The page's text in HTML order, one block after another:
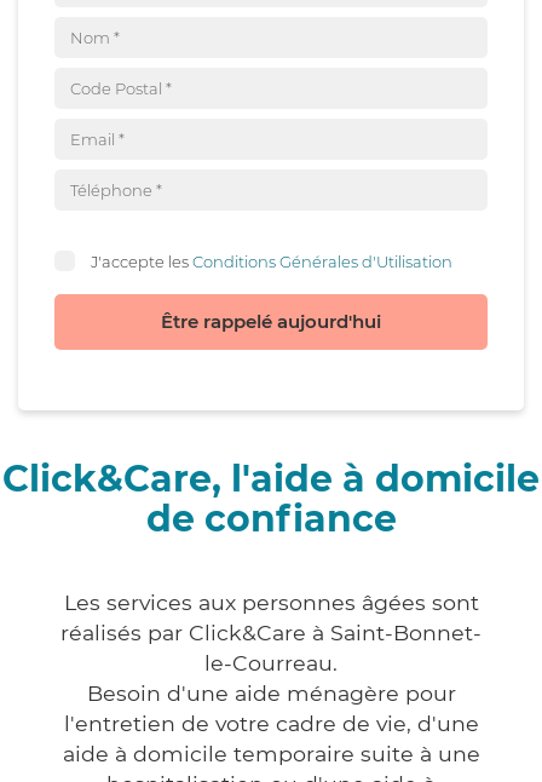
J'accepte lesConditions Générales d'Utilisation
Être rappelé aujourd'hui
Click&Care, l'aide à domicile
de confiance
Les services aux personnes âgées sont
réalisés par Click&Care à Saint-Bonnet-
le-Courreau.
Besoin d'une aide ménagère pour
l'entretien de votre cadre de vie, d'une
aide à domicile temporaire suite à une